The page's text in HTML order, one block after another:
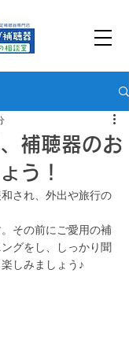
補聴器のお
う！
され、外出や旅行の
その前にご愛用の補
グをし、しっかり聞
しみましょう♪